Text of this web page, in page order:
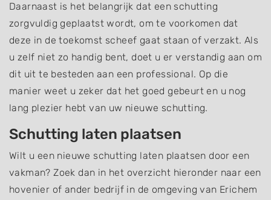
Daarnaast is het belangrijk dat een schutting
zorgvuldig geplaatst wordt, om te voorkomen dat
deze in de toekomst scheef gaat staan of verzakt. Als
u zelf niet zo handig bent, doet u er verstandig aan om
dit uit te besteden aan een professional. Op die
manier weet u zeker dat het goed gebeurt en u nog
lang plezier hebt van uw nieuwe schutting.
Schutting laten plaatsen
Wilt u een nieuwe schutting laten plaatsen door een
vakman? Zoek dan in het overzicht hieronder naar een
hovenier of ander bedrijf in de omgeving van Erichem